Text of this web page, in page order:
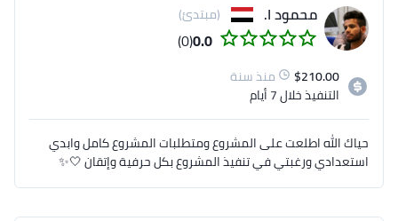
محمود ا. (مبتدئ)
0.0
(0)
$210.00
منذ سنة
التنفيذخلال 7 أيام
حياك الله اطلعت على المشروع ومتطلبات المشروع كامل وابدي
استعدادي ورغبتي في تنفيذ المشروع بكل حرفية وإتقان 🤍✨